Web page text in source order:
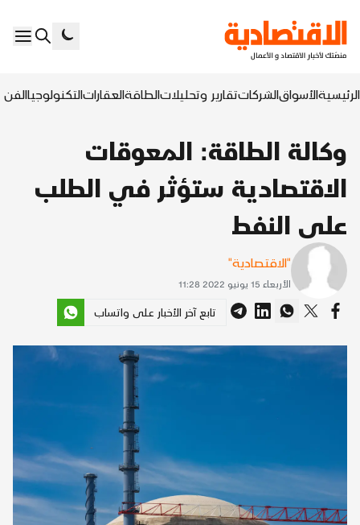
الرئيسيةالأسواقالشركاتتقارير وتحليلاتالطاقةالعقاراتالتكنولوجياالفن
وكالة الطاقة: المعوقات
الاقتصادية ستؤثر في الطلب
على النفط
"الاقتصادية"
الأربعاء 15 يونيو 2022 11:28
تابع آخر الأخبار على واتساب